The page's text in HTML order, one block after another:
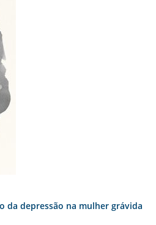
da depressão na mulher grávida